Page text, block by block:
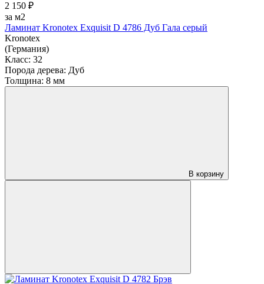
2 150 ₽
за м2
Ламинат Kronotex Exquisit D 4786 Дуб Гала серый
Kronotex
(Германия)
Класс: 32
Порода дерева: Дуб
Толщина: 8 мм
В корзину